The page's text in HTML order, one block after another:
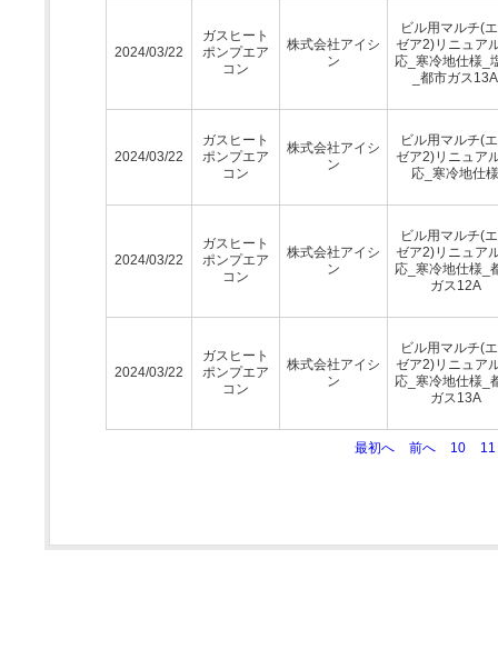
2024/03/22
ガスヒート
ポンプエア
コン
株式会社アイシ
ン
ビル用マルチ(
ゼア2)リニュア
応_寒冷地仕様_
_都市ガス13A
2024/03/22
ガスヒート
ポンプエア
コン
株式会社アイシ
ン
ビル用マルチ(
ゼア2)リニュア
応_寒冷地仕様
2024/03/22
ガスヒート
ポンプエア
コン
株式会社アイシ
ン
ビル用マルチ(
ゼア2)リニュア
応_寒冷地仕様_
ガス12A
2024/03/22
ガスヒート
ポンプエア
コン
株式会社アイシ
ン
ビル用マルチ(
ゼア2)リニュア
応_寒冷地仕様_
ガス13A
最初へ 前へ 10 11